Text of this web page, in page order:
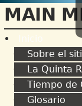
MAIN
Inicio
Sobre el
La Quinta
Tiempo de
Glosario